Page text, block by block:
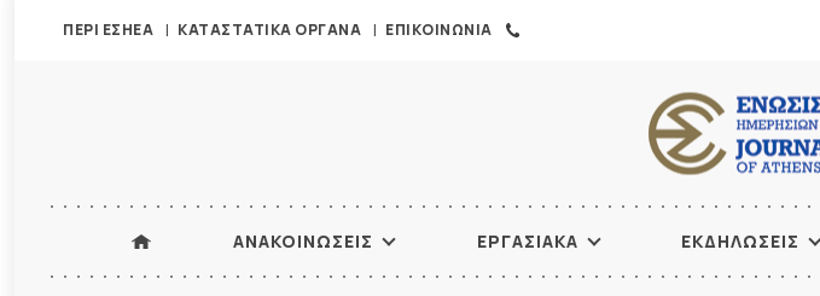
ΠΕΡΙ ΕΣΗΕΑ ΚΑΤΑΣΤΑΤΙΚΑ ΟΡΓΑΝΑ ΕΠΙΚΟΙΝΩΝΙΑ
ΑΝΑΚΟΙΝΩΣΕΙΣ ΕΡΓΑΣΙΑΚΑ ΕΚΔΗΛΩΣΕΙΣ